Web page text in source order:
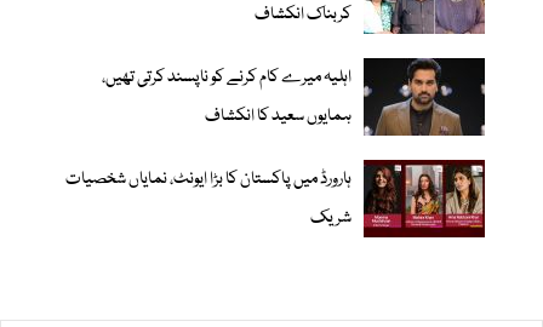
کربناک انکشاف
اہلیہ میرے کام کرنے کو ناپسند کرتی تھیں،
ہمایوں سعید کا انکشاف
ہارورڈ میں پاکستان کا بڑا ایونٹ، نمایاں شخصیات
شریک